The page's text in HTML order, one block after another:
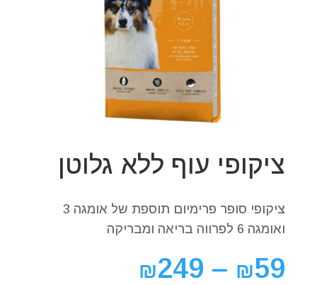
ציקופי עוף ללא גלוטן
ציקופי סופר פרימיום תוספת של אומגה 3
ואומגה 6 לפרווה בריאה ומבריקה
₪59
–
₪249